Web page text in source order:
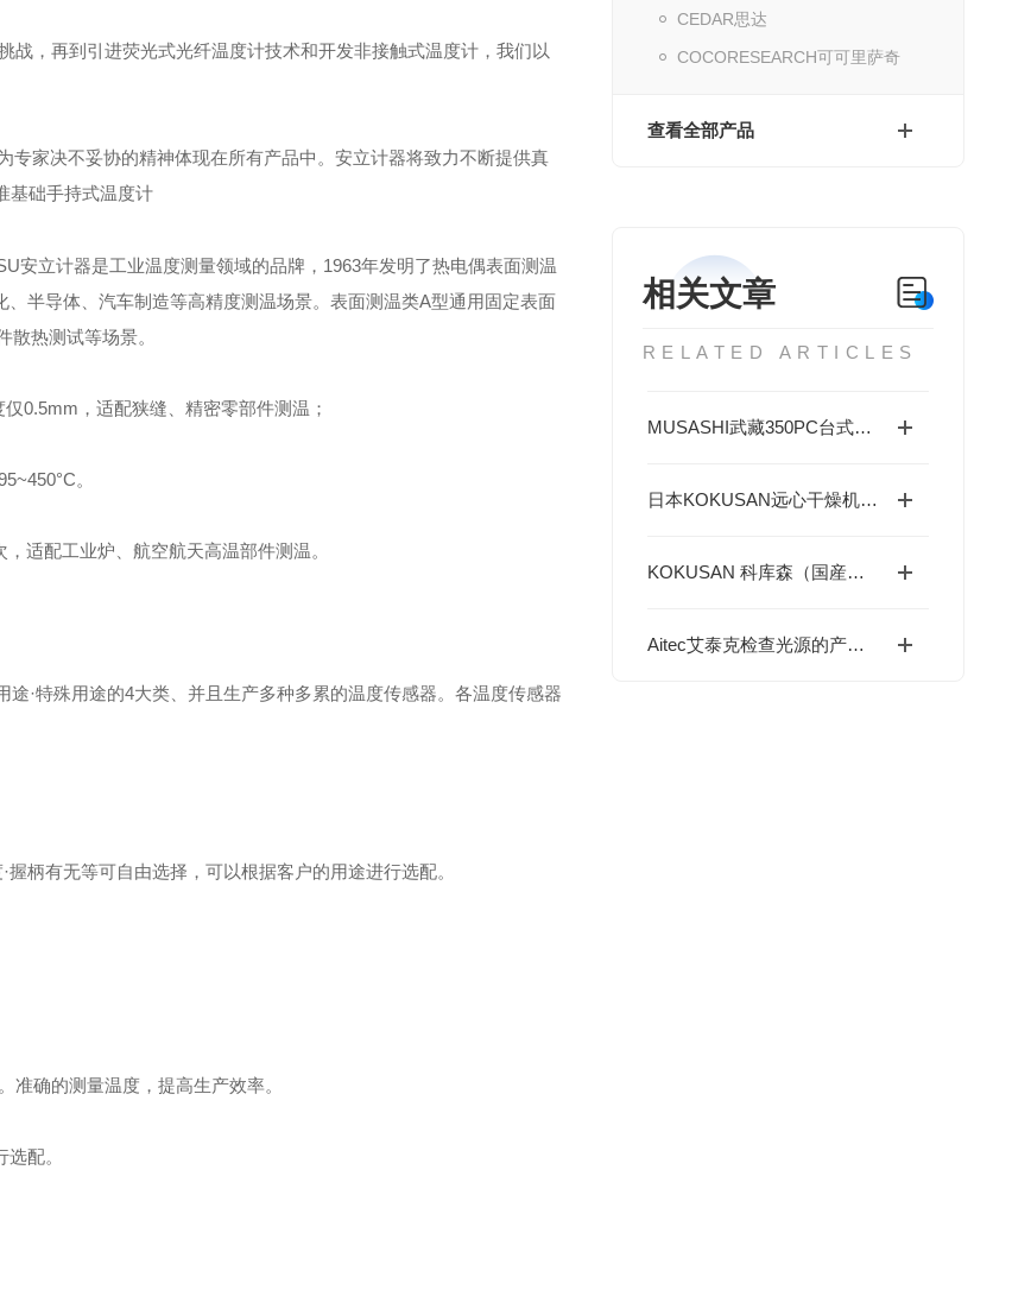
CEDAR思达
COCORESEARCH可可里萨奇
查看全部产品
相关文章
RELATED ARTICLES
MUSASHI武藏350PC台式视觉点胶机——微纳点胶的精准大师
日本KOKUSAN远心干燥机 SPD-180产品原理及工况选型指南
KOKUSAN 科库森（国産遠心機）产品核心优势解析
Aitec艾泰克检查光源的产品分类与工业机器视觉应用
，再到引进荧光式光纤温度计技术和开发非接触式温度计，我们以
专家决不妥协的精神体现在所有产品中。安立计器将致力不断提供真
安立计器是工业温度测量领域的品牌，1963年发明了热电偶表面测温
半导体、汽车制造等高精度测温场景。表面测温类‌A型通用固定表面
热测试等场景。
0.5mm，适配狭缝、精密零部件测温；
。
适配工业炉、航空航天高温部件测温。
·特殊用途的4大类、并且生产多种多累的温度传感器。各温度传感器
柄有无等可自由选择，可以根据客户的用途进行选配。
确的测量温度，提高生产效率。
配。